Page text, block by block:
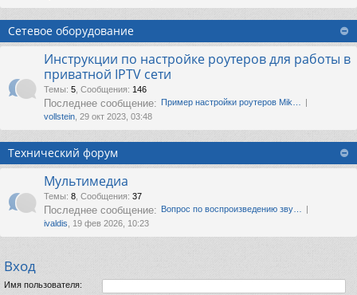
Сетевое оборудование
Инструкции по настройке роутеров для работы в
приватной IPTV сети
Темы: 5 Сообщения: 146
Последнее сообщение: Пример настройки роутеров Mik…
vollstein , 29 окт 2023, 03:48
Технический форум
Мультимедиа
Темы: 8 Сообщения: 37
Последнее сообщение: Вопрос по воспроизведению зву…
ivaldis , 19 фев 2026, 10:23
Вход
Имя пользователя: